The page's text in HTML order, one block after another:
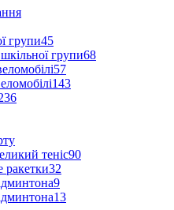
групи45
групи68
57
143
теніс90
32
9
13